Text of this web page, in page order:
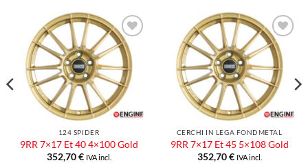
Aggiungi
alla lista
dei
desideri
124 SPIDER
9RR 7×17 Et 40 4×100 Gold
352,70€ IVA incl.
Aggiungi
alla lista
dei
desideri
CERCHI IN LEGA FONDMETAL
9RR 7×17 Et 45 5×108 Gold
352,70€ IVA incl.